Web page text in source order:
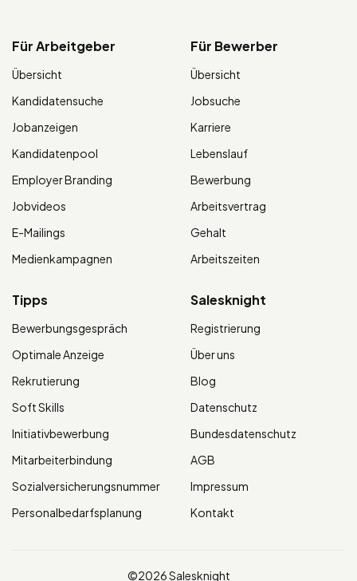
Für Arbeitgeber
Übersicht
Kandidatensuche
Jobanzeigen
Kandidatenpool
Employer Branding
Jobvideos
E-Mailings
Medienkampagnen
Für Bewerber
Übersicht
Jobsuche
Karriere
Lebenslauf
Bewerbung
Arbeitsvertrag
Gehalt
Arbeitszeiten
Tipps
Bewerbungsgespräch
Optimale Anzeige
Rekrutierung
Soft Skills
Initiativbewerbung
Mitarbeiterbindung
Sozialversicherungsnummer
Personalbedarfsplanung
Salesknight
Registrierung
Über uns
Blog
Datenschutz
Bundesdatenschutz
AGB
Impressum
Kontakt
©2026 Salesknight